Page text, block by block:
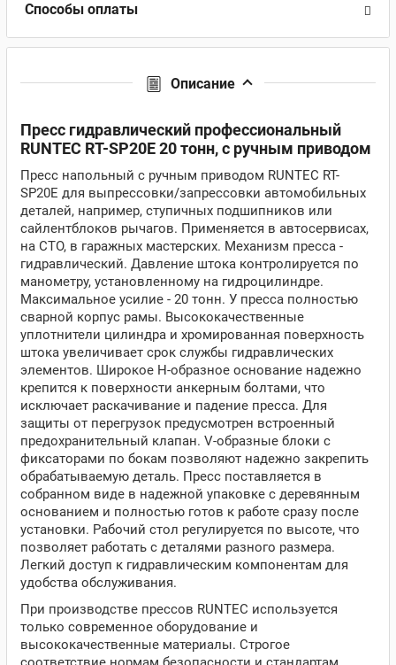
Способы оплаты
Описание
Пресс гидравлический профессиональный
RUNTEC RT-SP20E 20 тонн, с ручным приводом
Пресс напольный с ручным приводом RUNTEC RT-
SP20E для выпрессовки/запрессовки автомобильных
деталей, например, ступичных подшипников или
сайлентблоков рычагов. Применяется в автосервисах,
на СТО, в гаражных мастерских. Механизм пресса -
гидравлический. Давление штока контролируется по
манометру, установленному на гидроцилиндре.
Максимальное усилие - 20 тонн. У пресса полностью
сварной корпус рамы. Высококачественные
уплотнители цилиндра и хромированная поверхность
штока увеличивает срок службы гидравлических
элементов. Широкое Н-образное основание надежно
крепится к поверхности анкерным болтами, что
исключает раскачивание и падение пресса. Для
защиты от перегрузок предусмотрен встроенный
предохранительный клапан. V-образные блоки с
фиксаторами по бокам позволяют надежно закрепить
обрабатываемую деталь. Пресс поставляется в
собранном виде в надежной упаковке с деревянным
основанием и полностью готов к работе сразу после
установки. Рабочий стол регулируется по высоте, что
позволяет работать с деталями разного размера.
Легкий доступ к гидравлическим компонентам для
удобства обслуживания.
При производстве прессов RUNTEC используется
только современное оборудование и
высококачественные материалы. Строгое